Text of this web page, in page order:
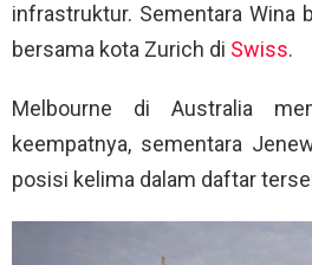
infrastruktur. Sementara Wina
bersama kota Zurich di Swiss.
Melbourne di Australia
keempatnya, sementara
posisi kelima dalam daftar